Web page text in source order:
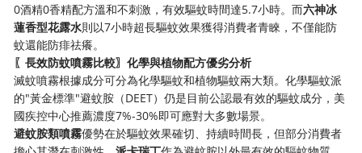
0酒精0香精配方溫和不刺激，有效驅蚊時間達5.7小時。而六神冰
蓮香型花露水則以7小時超長驅蚊效果獲得消費者青睞，不僅能防
蚊還能防痱祛癢。
〖長效防蚊噴霧比較〗化學與植物配方優劣分析
滅蚊噴霧根據成分可分為化學驅蚊和植物驅蚊兩大類。化學驅蚊派
的"黃金標準"避蚊胺（DEET）仍是目前公認最有效的驅蚊成分，美
國疾控中心推薦濃度7%-30%即可應對大多數場景。
避蚊胺類噴霧優勢在於驅蚊效果確切、持續時間長，但部分消費者